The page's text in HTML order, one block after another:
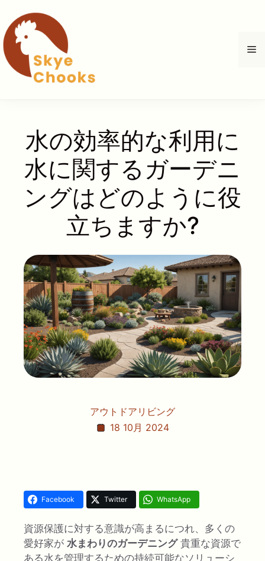
テ
ン
ツ
メ
水の効率的な利用に
水に関するガーデニ
ングはどのように役
立ちますか?
アウトドアリビング
18 10月 2024
Facebook Twitter WhatsApp
資源保護に対する意識が高まるにつれ、多くの
愛好家が 水まわりのガーデニング貴重な資源で
ある水を管理するための持続可能なソリューシ